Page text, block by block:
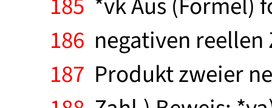
186 negativen
187 Produkt zweier